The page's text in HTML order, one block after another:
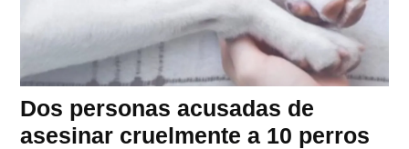
Dos personas acusadas de
asesinar cruelmente a 10 perros